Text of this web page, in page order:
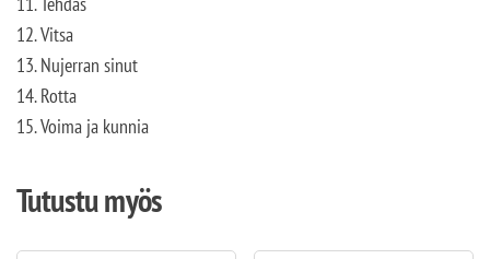
12. Vitsa
13. Nujerran sinut
14. Rotta
15. Voima ja kunnia
Tutustu myös